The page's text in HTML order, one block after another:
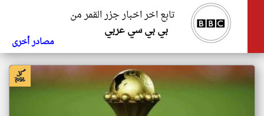
تابع اخر اخبار جزر القمر من
بي بي سي عربي
مصادر أخرى